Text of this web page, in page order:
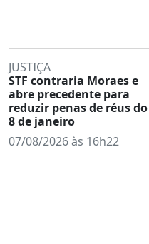
JUSTIÇA
STF contraria Moraes e
abre precedente para
reduzir penas de réus do
8 de janeiro
07/08/2026 às 16h22